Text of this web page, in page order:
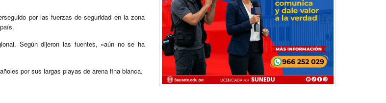
por las fuerzas de seguridad en la zona
Según dijeron las fuentes, «aún no se ha
por sus largas playas de arena fina blanca.